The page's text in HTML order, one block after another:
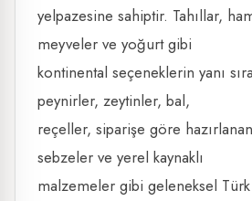
yelpazesine sahiptir. Tahıllar,
meyveler ve yoğurt gibi
kontinental seçeneklerin yanı
peynirler, zeytinler, bal,
reçeller, siparişe göre
sebzeler ve yerel kaynaklı
malzemeler gibi geleneksel Türk